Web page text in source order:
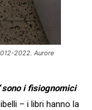
2022. Aurore
sono i fisiognomici
– i libri hanno la